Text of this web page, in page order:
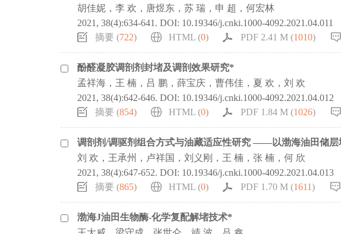
胡佳妮，李 欢，唐煜东，苏 瑞，申 超，何宏林
2021, 38(4):634-641. DOI: 10.19346/j.cnki.1000-4092.2021.04.011
摘要 (722) HTML (0) PDF 2.41 M (1010)
酚醛凝胶调剖剂封堵及调剖效果研究*
孟祥海，王 楠，吕 鹏，薛宝庆，曹伟佳，夏 欢，刘 欢
2021, 38(4):642-646. DOI: 10.19346/j.cnki.1000-4092.2021.04.012
摘要 (854) HTML (0) PDF 1.84 M (1026)
调剖剂/调驱剂组合方式与油藏适应性研究 ——以渤海油田储层
刘 欢，王承州，卢祥国，刘义刚，王 楠，张 楠，何 欣
2021, 38(4):647-652. DOI: 10.19346/j.cnki.1000-4092.2021.04.013
摘要 (865) HTML (0) PDF 1.70 M (1611)
渤海J油田生物酶-化学复配解堵技术*